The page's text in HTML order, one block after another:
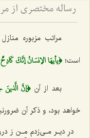
مراتب مزبوره
است؛ ﴿يأيهَا الإنسَانُ إنَّكَ
بعد از آن﴿إنَّ الَّذينَ
خواهد بود، و ذكر آن
درِ دیـر مـی‌زدم مـن ز